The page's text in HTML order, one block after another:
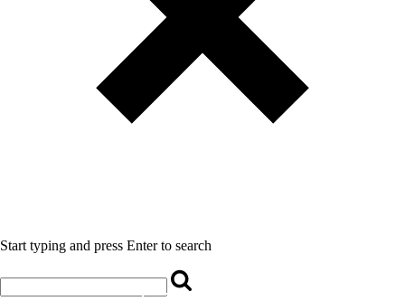
Start typing and press Enter to search